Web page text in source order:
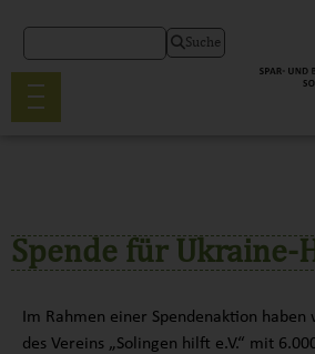
Suche
Spende für Ukraine-
Im Rahmen einer Spendenaktion
des Vereins „Solingen hilft e.V.“ mit